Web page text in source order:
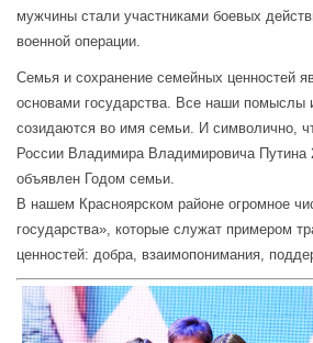
мужчины стали участниками боевых
военной операции.
Семья и сохранение семейных ценностей
основами государства. Все наши помыслы
созидаются во имя семьи. И символично,
России Владимира Владимировича Путина
объявлен Годом семьи.
В нашем Красноярском районе огромное
государства», которые служат примером
ценностей: добра, взаимопонимания,